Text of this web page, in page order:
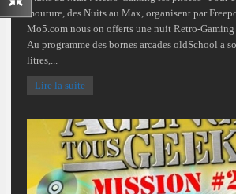
mouture, des Nuits au Max, organisent par
Mo5.com nous on offerts une nuit Retro-
Au programme des bornes arcades oldSchool a
litres,...
Lire la suite